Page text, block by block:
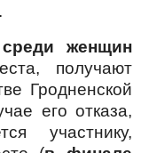
среди женщин
получают
Гродненской
его отказа,
участнику,